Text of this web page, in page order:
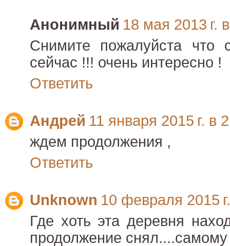
Анонимный 18 мая 2013 г.
Снимите пожалуйста что
сейчас !!! очень интересно !
Ответить
Андрей 11 января 2015 г. в
ждем продолжения ,
Ответить
Unknown 10 февраля 2015
Где хоть эта деревня
продолжение снял....самому